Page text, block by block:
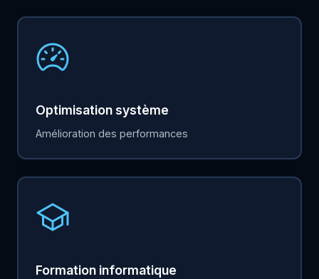
Optimisation système
Amélioration des performances
Formation informatique